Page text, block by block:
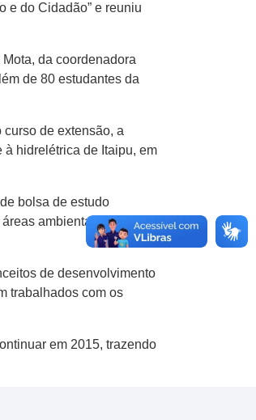
e do Cidadão” e reuniu
da coordenadora
de 80 estudantes da
de extensão, a
hidrelétrica de Itaipu, em
bolsa de estudo
ambiental, social e
de desenvolvimento
trabalhados com os
em 2015, trazendo